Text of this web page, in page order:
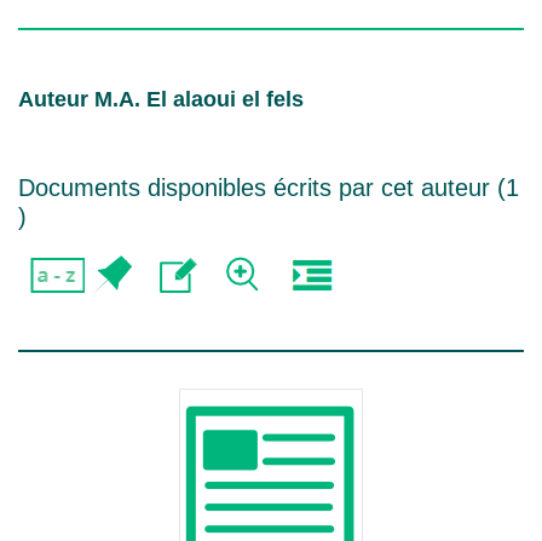
Auteur M.A. El alaoui el fels
Documents disponibles écrits par cet auteur (1
)